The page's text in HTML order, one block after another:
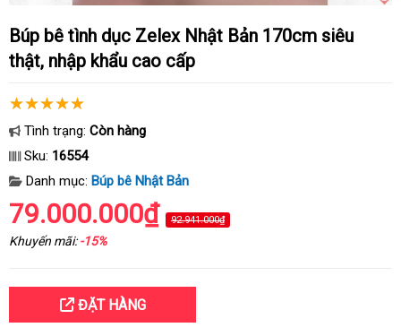
Búp bê tình dục Zelex Nhật Bản 170cm siêu
thật, nhập khẩu cao cấp
Tình trạng: Còn hàng
Sku: 16554
Danh mục: Búp bê Nhật Bản
79.000.000₫ 92.941.000₫
Khuyến mãi:-15%
ĐẶT HÀNG